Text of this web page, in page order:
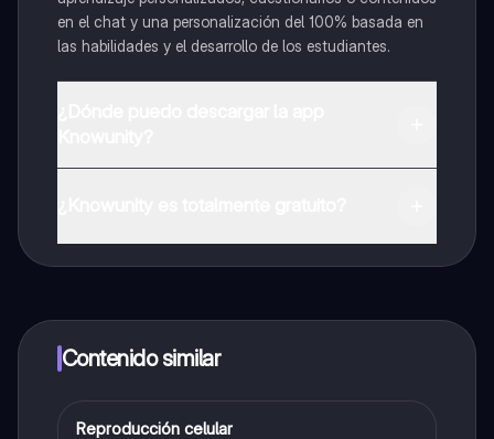
en el chat y una personalización del 100% basada en
las habilidades y el desarrollo de los estudiantes.
a determinadas funciones.
Contenido similar
Biologia
Reproducción celular